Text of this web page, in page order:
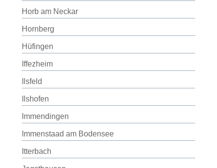
Horb am Neckar
Hornberg
Hüfingen
Iffezheim
Ilsfeld
Ilshofen
Immendingen
Immenstaad am Bodensee
Itterbach